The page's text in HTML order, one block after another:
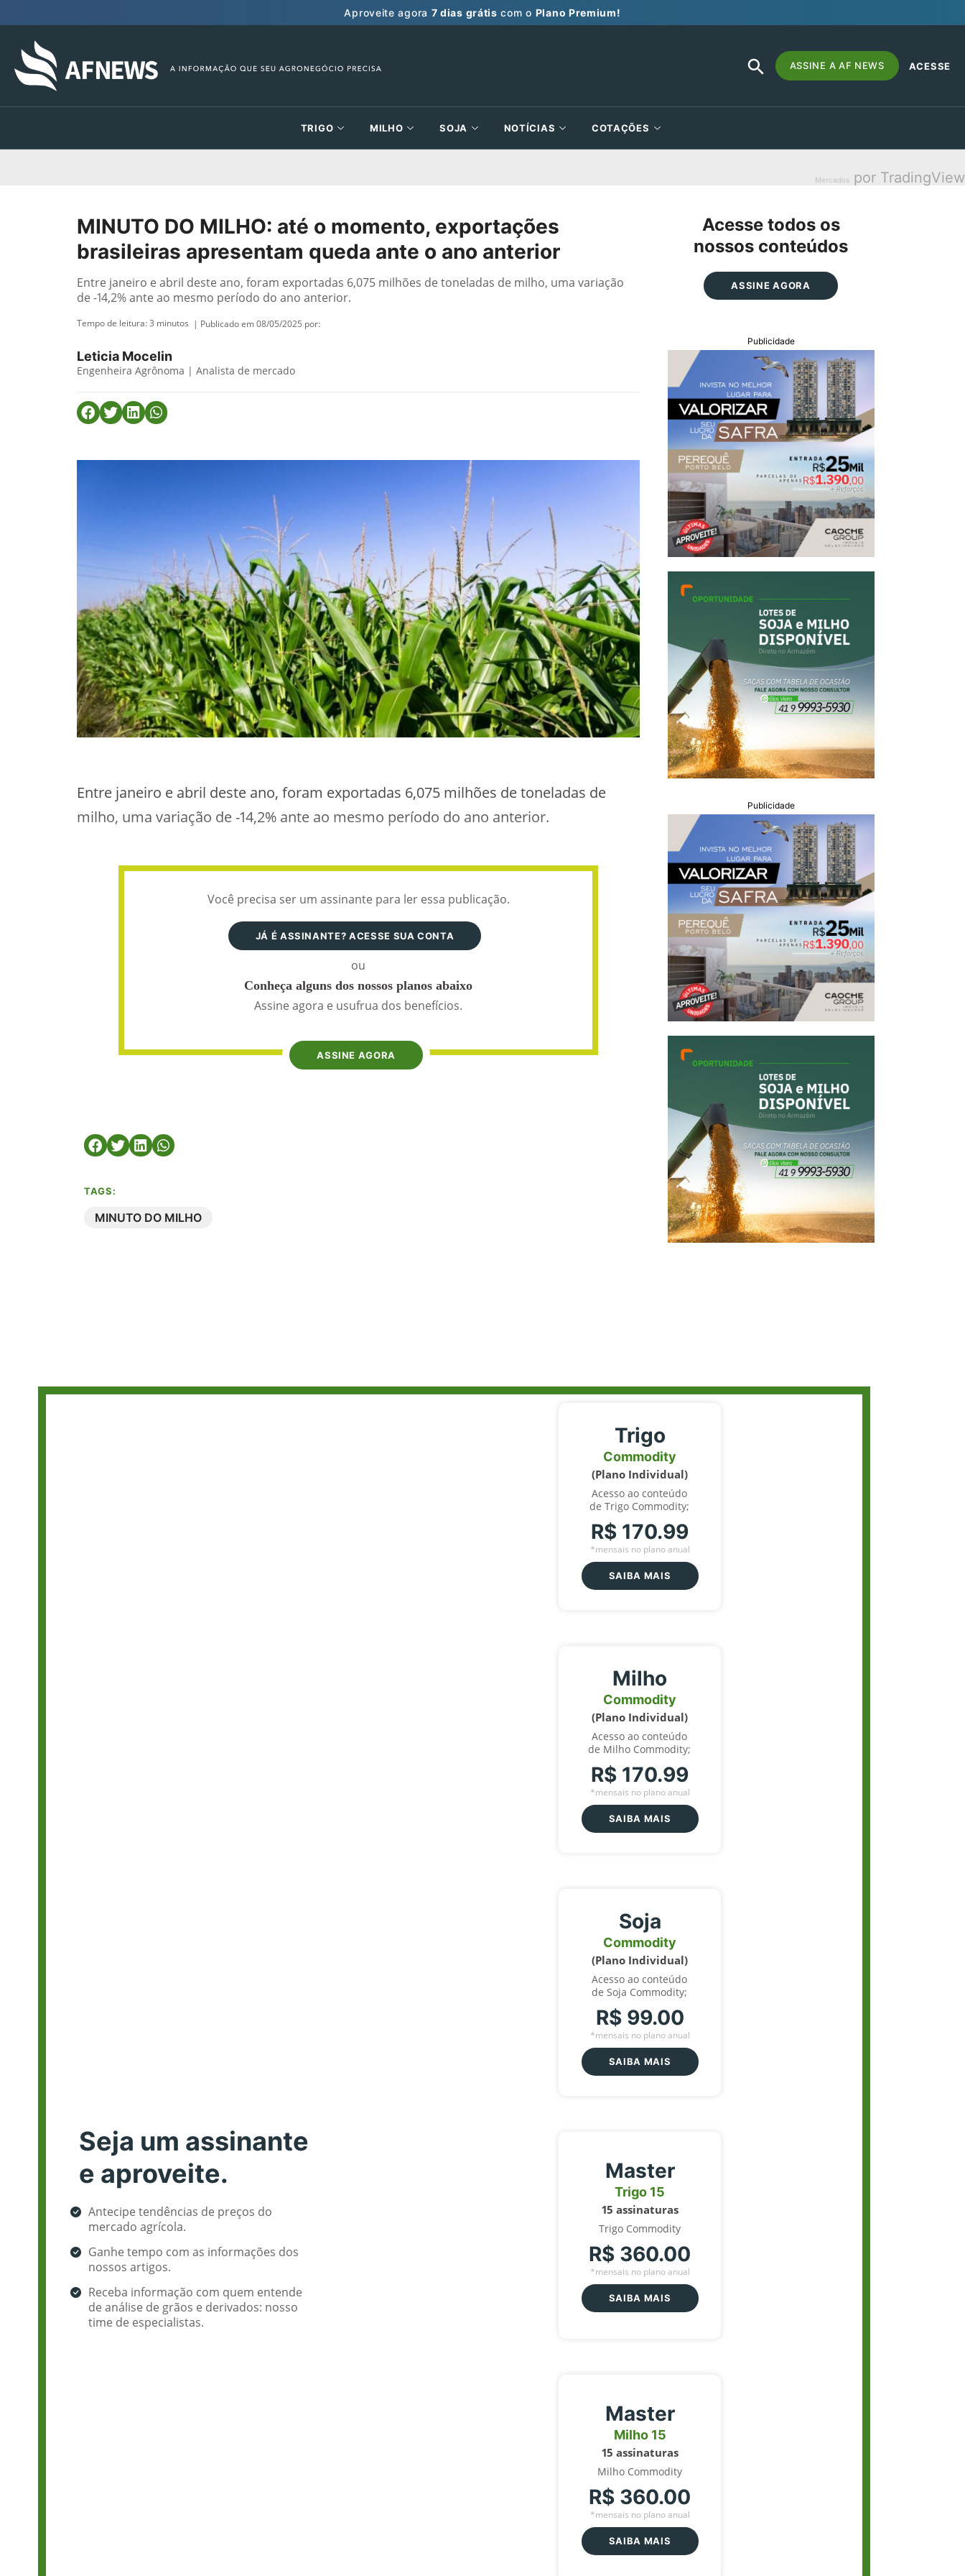
Aproveite agora 7 dias grátis com o Plano Premium!
Search
for:
SEARCH
BUTTON
ASSINE A AF NEWS ACESSE
TRIGO MILHO SOJA NOTÍCIAS COTAÇÕES
Mercados por TradingView
MINUTO DO MILHO: até o momento, exportações
brasileiras apresentam queda ante o ano anterior
Entre janeiro e abril deste ano, foram exportadas 6,075 milhões de toneladas de milho, uma variação
de -14,2% ante ao mesmo período do ano anterior.
Tempo de leitura:3 minutos | Publicado em 08/05/2025 por:
Leticia Mocelin
Engenheira Agrônoma | Analista de mercado
Entre janeiro e abril deste ano, foram exportadas 6,075 milhões de toneladas de
milho, uma variação de -14,2% ante ao mesmo período do ano anterior.
Você precisa ser um assinante para ler essa publicação.
JÁ É ASSINANTE? ACESSE SUA CONTA
ou
Conheça alguns dos nossos planos abaixo
Assine agora e usufrua dos benefícios.
ASSINE AGORA
TAGS:
MINUTO DO MILHO
Acesse todos os
nossos conteúdos
ASSINE AGORA
Publicidade
Publicidade
Seja um assinante
e aproveite.
Antecipe tendências de preços do
mercado agrícola.
Ganhe tempo com as informações dos
nossos artigos.
Receba informação com quem entende
de análise de grãos e derivados: nosso
time de especialistas.
Trigo
Commodity
(Plano Individual)
Acesso ao conteúdo
de Trigo Commodity;
R$ 170.99
*mensais no plano anual
SAIBA MAIS
Milho
Commodity
(Plano Individual)
Acesso ao conteúdo
de Milho Commodity;
R$ 170.99
*mensais no plano anual
SAIBA MAIS
Soja
Commodity
(Plano Individual)
Acesso ao conteúdo
de Soja Commodity;
R$ 99.00
*mensais no plano anual
SAIBA MAIS
Master
Trigo 15
15 assinaturas
Trigo Commodity
R$ 360.00
*mensais no plano anual
SAIBA MAIS
Master
Milho 15
15 assinaturas
Milho Commodity
R$ 360.00
*mensais no plano anual
SAIBA MAIS